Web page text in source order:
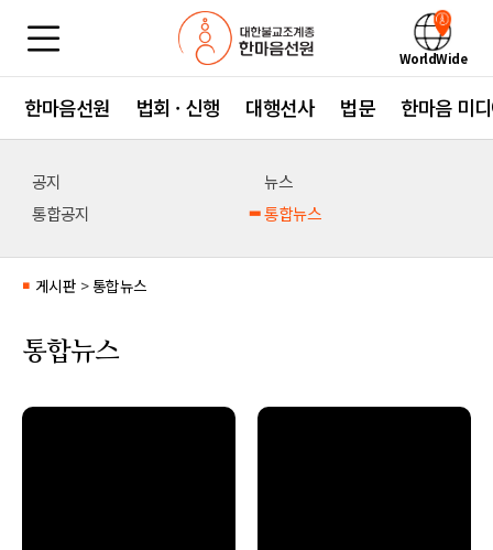
WorldWide
한마음선원 법회 · 신행 대행선사 법문 한마음 미
공지
뉴스
통합공지
통합뉴스
■ 게시판 > 통합뉴스
통합뉴스